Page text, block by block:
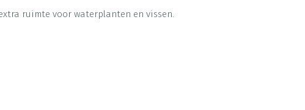
ruimte voor waterplanten en vissen.